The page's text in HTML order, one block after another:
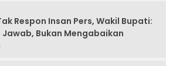
Respon Insan Pers, Wakil Bupati:
Jawab, Bukan Mengabaikan